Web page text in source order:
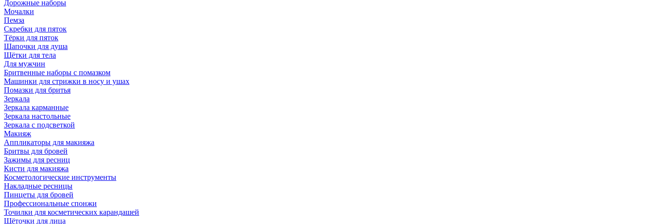
Дорожные наборы
Мочалки
Пемза
Скребки для пяток
Тёрки для пяток
Шапочки для душа
Щётки для тела
Для мужчин
Бритвенные наборы с помазком
Машинки для стрижки в носу и ушах
Помазки для бритья
Зеркала
Зеркала карманные
Зеркала настольные
Зеркала с подсветкой
Макияж
Аппликаторы для макияжа
Бритвы для бровей
Зажимы для ресниц
Кисти для макияжа
Косметологические инструменты
Накладные ресницы
Пинцеты для бровей
Профессиональные спонжи
Точилки для косметических карандашей
Щёточки для лица